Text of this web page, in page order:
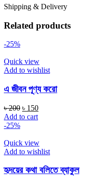
Shipping & Delivery
Related products
-25%
Quick view
Add to wishlist
এ জীবন পূণ্য করো
৳200 ৳ 150
Add to cart
-25%
Quick view
Add to wishlist
হৃদয়ের কথা বলিতে ব্যাকুল